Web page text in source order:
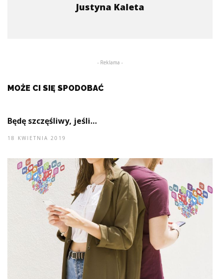
Justyna Kaleta
- Reklama -
MOŻE CI SIĘ SPODOBAĆ
Będę szczęśliwy, jeśli…
18 KWIETNIA 2019